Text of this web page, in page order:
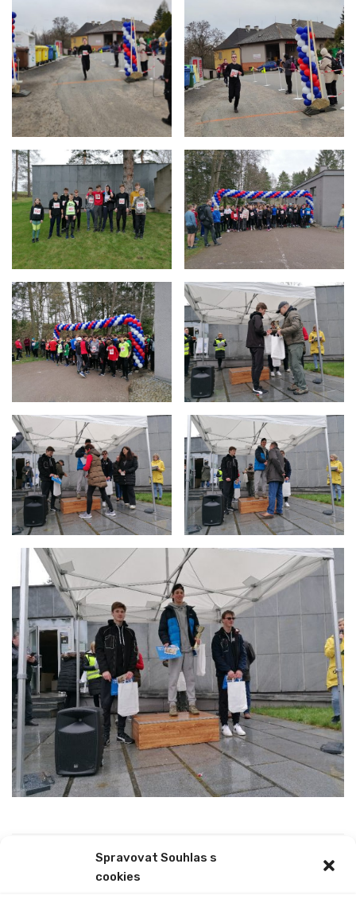
Spravovat Souhlas s
cookies
PŘEHLÍDKA DĚTSKÝCH